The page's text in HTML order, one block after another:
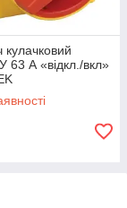
63 А «відкл./вкл»